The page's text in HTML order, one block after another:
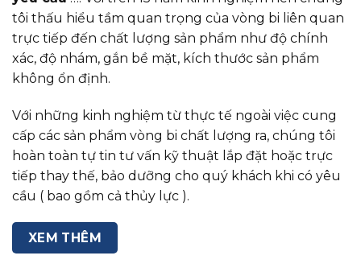
tôi thấu hiểu tầm quan trọng của vòng bi liên quan
trực tiếp đến chất lượng sản phẩm như độ chính
xác, độ nhám, gắn bề mặt, kích thước sản phẩm
không ổn định.
Với những kinh nghiệm từ thực tế ngoài việc cung
cấp các sản phẩm vòng bi chất lượng ra, chúng tôi
hoàn toàn tự tin tư vấn kỹ thuật lắp đặt hoặc trực
tiếp thay thế, bảo dưỡng cho quý khách khi có yêu
cầu ( bao gồm cả thủy lực ).
XEM THÊM